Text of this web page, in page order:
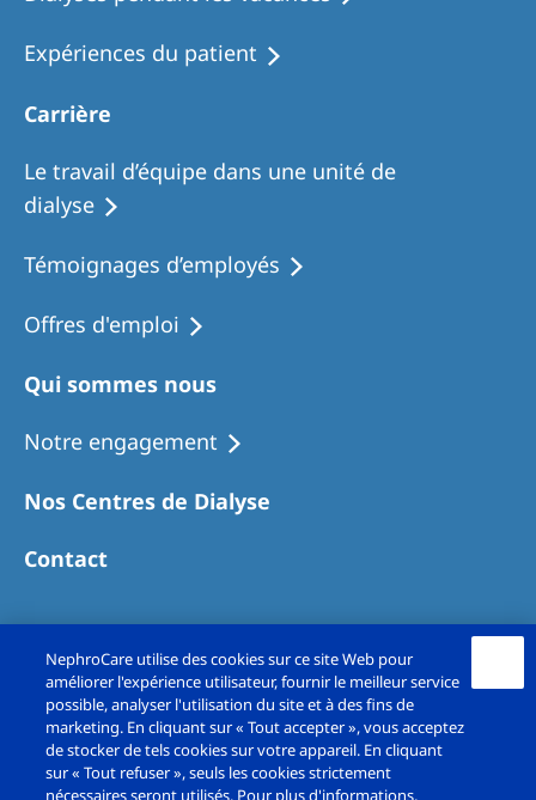
Expériences du patient
Carrière
Le travail d’équipe dans une unité de
dialyse
Témoignages d’employés
Offres d'emploi
Qui sommes nous
Notre engagement
Nos Centres de Dialyse
Contact
Copyright© Fresenius Medical Care France SAS
NephroCare utilise des cookies sur ce site Web pour
améliorer l'expérience utilisateur, fournir le meilleur service
possible, analyser l'utilisation du site et à des fins de
marketing. En cliquant sur « Tout accepter », vous acceptez
de stocker de tels cookies sur votre appareil. En cliquant
sur « Tout refuser », seuls les cookies strictement
nécessaires seront utilisés. Pour plus d'informations,